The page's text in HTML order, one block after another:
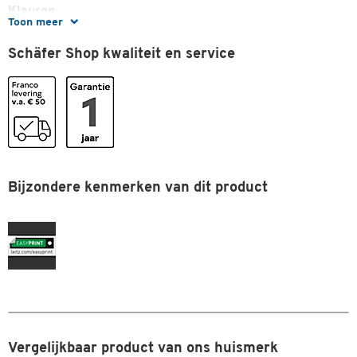
Toon meer
Kleuren
Breedte (mm)
Schäfer Shop kwaliteit en service
Bijzondere kenmerken van dit product
Vergelijkbaar product van ons huismerk